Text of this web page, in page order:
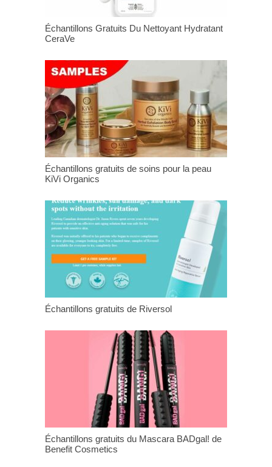
Échantillons Gratuits Du Nettoyant Hydratant
CeraVe
Échantillons gratuits de soins pour la peau
KiVi Organics
Échantillons gratuits de Riversol
Échantillons gratuits du Mascara BADgal! de
Benefit Cosmetics